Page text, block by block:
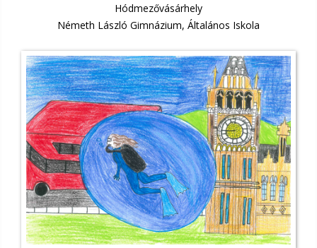
Hódmezővásárhely
Németh László Gimnázium, Általános Iskola